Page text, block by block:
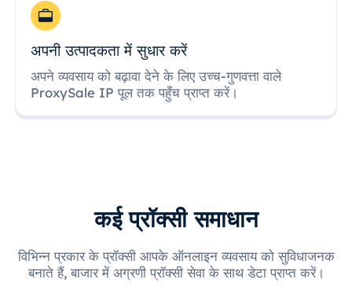
अपनी उत्पादकता में सुधार करें
अपने व्यवसाय को बढ़ावा देने के लिए उच्च-गुणवत्ता वाले
ProxySale IP पूल तक पहुँच प्राप्त करें।
कई प्रॉक्सी समाधान
विभिन्न प्रकार के प्रॉक्सी आपके ऑनलाइन व्यवसाय को सुविधाजनक
बनाते हैं, बाजार में अग्रणी प्रॉक्सी सेवा के साथ डेटा प्राप्त करें।